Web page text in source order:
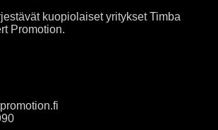
kuopiolaiset yritykset Timba
Promotion.